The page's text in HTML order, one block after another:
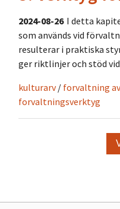
2024-08-26 I detta
som används vid
resulterar i praktiska
ger riktlinjer och stöd
kulturarv / forvaltning
forvaltningsverktyg